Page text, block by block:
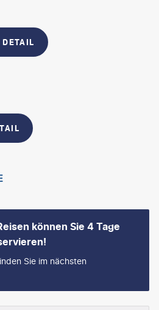
DETAIL
können Sie 4 Tage
Sie im nächsten